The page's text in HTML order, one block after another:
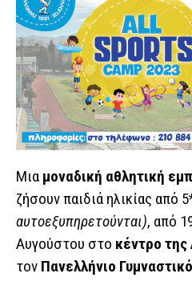
Μια μοναδική αθλητική
ζήσουν παιδιά ηλικίας από
αυτοεξυπηρετούνται), από
Αυγούστου στο κέντρο
τον Πανελλήνιο